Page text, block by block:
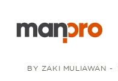
BY ZAKI MULIAWAN